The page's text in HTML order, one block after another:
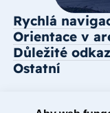
Rychlá
Orientace v
Důležité
Ostatní